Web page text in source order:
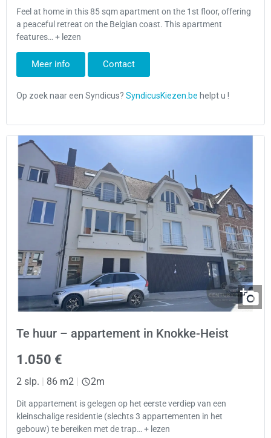
Feel at home in this 85 sqm apartment on the 1st floor, offering
a peaceful retreat on the Belgian coast. This apartment
features… + lezen
Meer info Contact
Te huur – appartement in Knokke-Heist
1.050 €
2 slp. | 86 m2 | 2m
Dit appartement is gelegen op het eerste verdiep van een
kleinschalige residentie (slechts 3 appartementen in het
gebouw) te bereiken met de trap… + lezen